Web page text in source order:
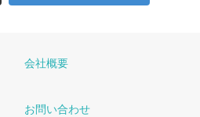
会社概要
お問い合わせ